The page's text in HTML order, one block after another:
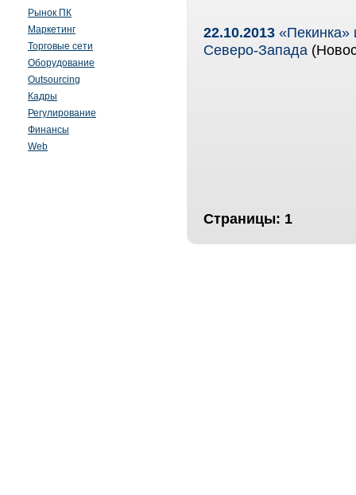
Рынок ПК
Маркетинг
Торговые сети
Оборудование
Outsourcing
Кадры
Регулирование
Финансы
Web
22.10.2013 «Пекинка»
Северо-Запада
Страницы: 1